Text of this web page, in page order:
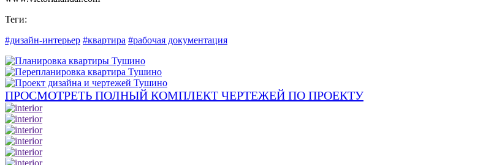
Теги:
#дизайн-интерьер #квартира #рабочая документация
ПРОСМОТРЕТЬ ПОЛНЫЙ КОМПЛЕКТ ЧЕРТЕЖЕЙ ПО ПРОЕКТУ